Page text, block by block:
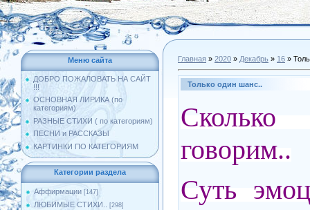
Меню сайта
ДОБРО ПОЖАЛОВАТЬ НА САЙТ
!!!
ОСНОВНАЯ ЛИРИКА (по
категориям)
РАЗНЫЕ СТИХИ ( по категориям)
ПЕСНИ и РАССКАЗЫ
КАРТИНКИ ПО КАТЕГОРИЯМ
Категории раздела
Аффирмации [147]
ЛЮБИМЫЕ СТИХИ.. [298]
Главная » 2020 » Декабрь » 16 »
Только один шанс..
Сколько
говорим..
Суть